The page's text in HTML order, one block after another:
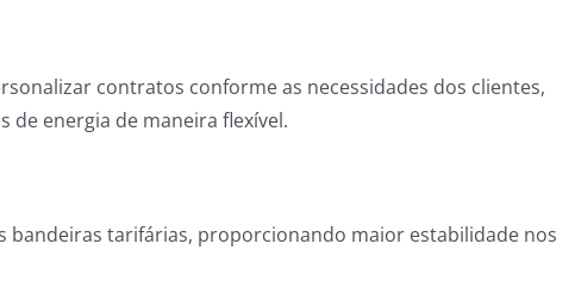
contratos conforme as necessidades dos clientes,
de energia de maneira flexível.
bandeiras tarifárias, proporcionando maior estabilidade nos